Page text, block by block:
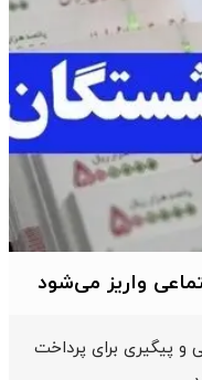
واریز می‌شود
و پیگیری برای پرداخت